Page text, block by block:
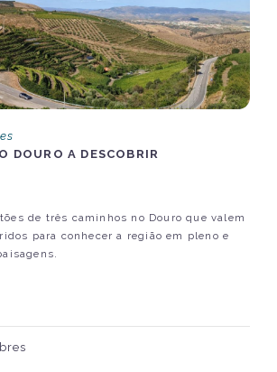
DOURO A DESCOBRIR
de três caminhos no Douro que valem
para conhecer a região em pleno e